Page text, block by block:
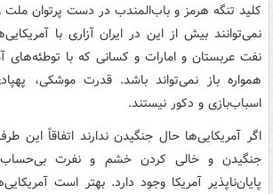
کلید تنگه هرمز و باب‌المندب در دست پرتوان ملت
نمی‌توانند بیش از این در ایران آزاری با
نفت عربستان و امارات و کسانی که با توطئه‌های
همواره باز نمی‌تواند باشد. قدرت موشکی،
اسباب‌بازی و دکور نیستند.
اگر آمریکایی‌ها حال جنگیدن ندارند اتفاقاً این
جنگیدن و خالی کردن خشم و نفرت
پایان‌ناپذیر آمریکا وجود دارد. بهتر است